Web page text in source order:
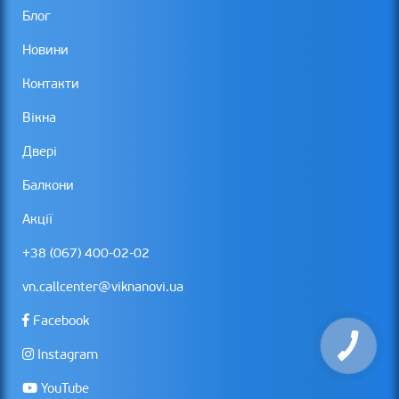
Блог
Новини
Контакти
Вікна
Двері
Балкони
Акції
+38 (067) 400-02-02
vn.callcenter@viknanovi.ua
Facebook
Instagram
YouTube